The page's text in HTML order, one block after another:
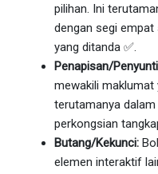
pilihan. Ini
dengan segi
yang ditanda ✅.
Penapisan/
mewakili maklumat
terutamanya
perkongsian
Butang/Kekunci:
elemen interaktif